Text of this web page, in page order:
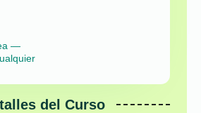
—
del Curso